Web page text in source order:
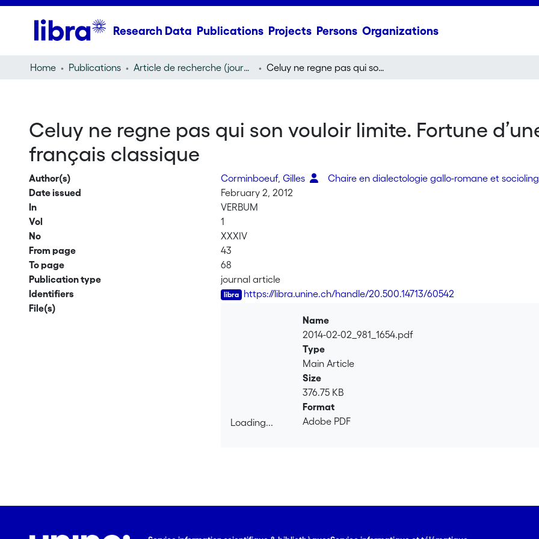
Research Data Publications Projects Persons Organizations
Home Publications Article de recherche (journal article) Celuy ne regne pas qui son vouloir limite. Fortune d’une construction relative en français classique
Celuy ne regne pas qui son vouloir limite. Fortune
français classique
Author(s) Corminboeuf, Gilles
Chaire en dialectologie gallo-romane et
Date issued
February 2, 2012
In
VERBUM
Vol
1
No
XXXIV
From page
43
To page
68
Publication type
journal article
Identifiers
https://libra.unine.ch/handle/20.500.14713/60542
File(s)
Loading...
Name
2014-02-02_981_1654.pdf
Type
Main Article
Size
376.75 KB
Format
Adobe PDF